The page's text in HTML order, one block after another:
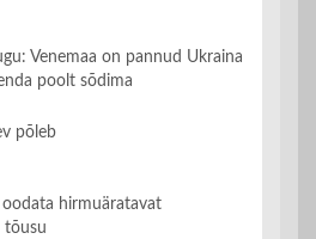
Venemaa on pannud Ukraina
poolt sõdima
põleb
hirmuäratavat
tõusu